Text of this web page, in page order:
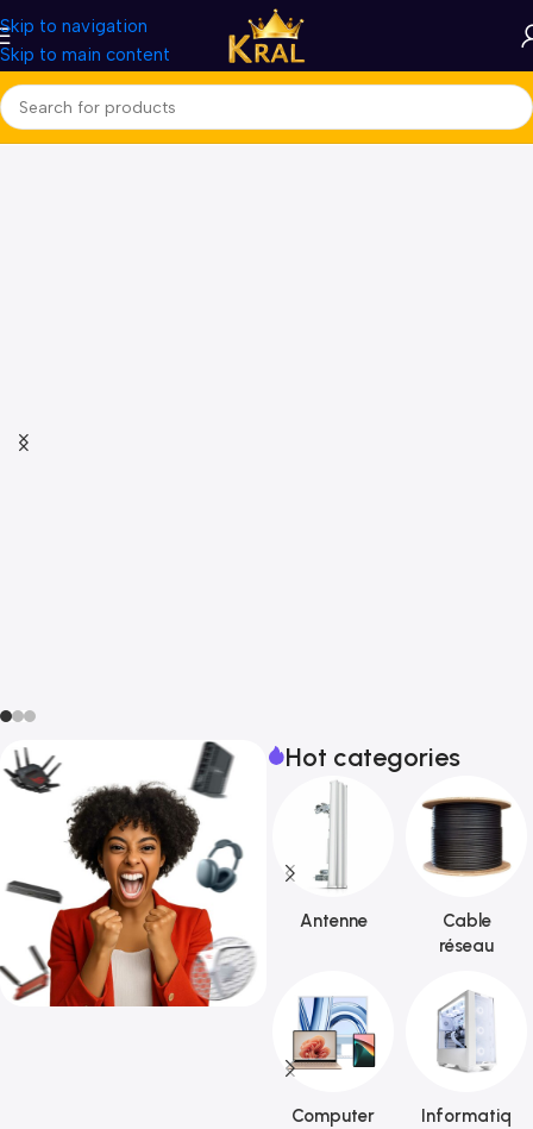
Skip to navigation
Skip to main content
Hot categories
Antenne
Cable
réseau
Computer
Informatiq